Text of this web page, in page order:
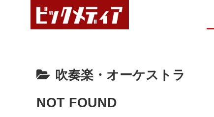
吹奏楽・オーケストラ
NOT FOUND